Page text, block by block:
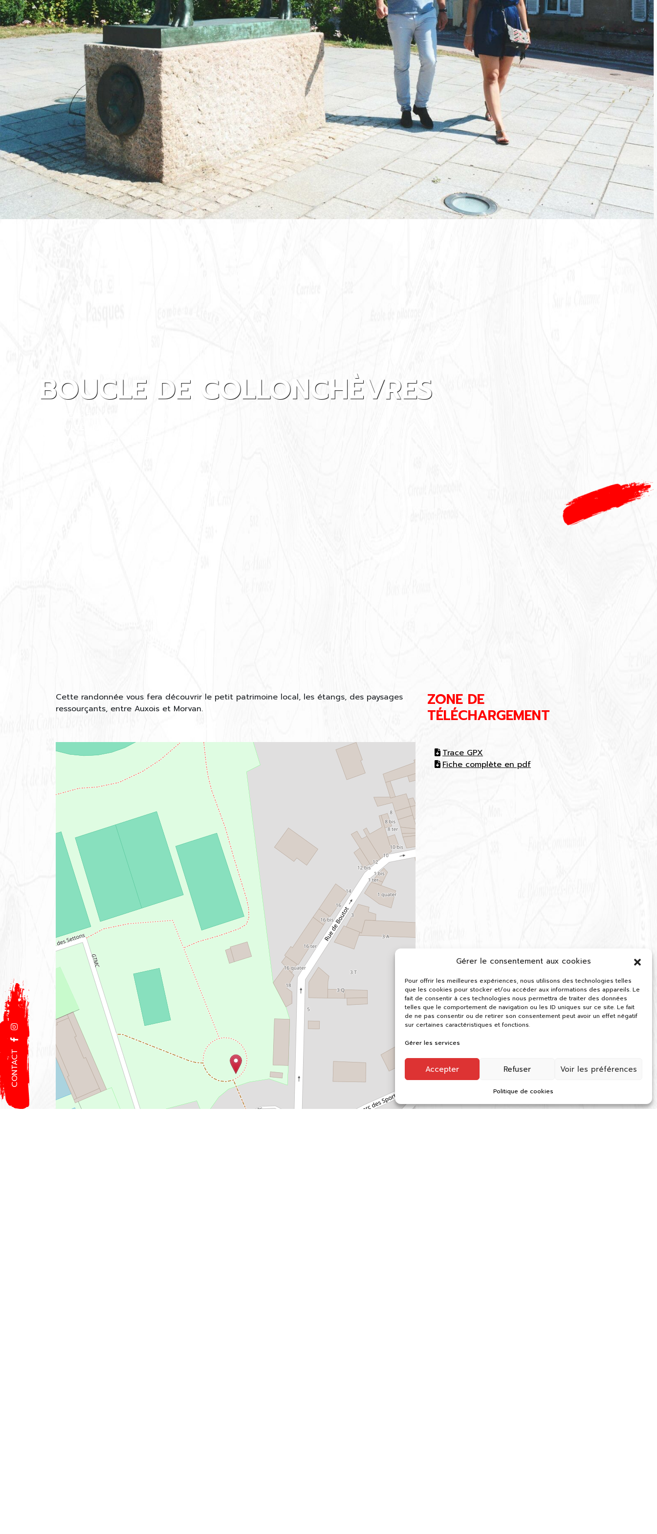
Gérer le consentement aux cookies
Pour offrir les meilleures expériences, nous utilisons des technologies telles
que les cookies pour stocker et/ou accéder aux informations des appareils. Le
fait de consentir à ces technologies nous permettra de traiter des données
telles que le comportement de navigation ou les ID uniques sur ce site. Le fait
de ne pas consentir ou de retirer son consentement peut avoir un effet négatif
sur certaines caractéristiques et fonctions.
Gérer les services
Accepter Refuser Voir les préférences
Politique de cookies
CONTACT
BOUCLE DE COLLONCHÈVRES
Cette randonnée vous fera découvrir le petit patrimoine local, les étangs, des paysages
ressourçants, entre Auxois et Morvan.
ZONE DE
TÉLÉCHARGEMENT
Trace GPX
Fiche complète en pdf